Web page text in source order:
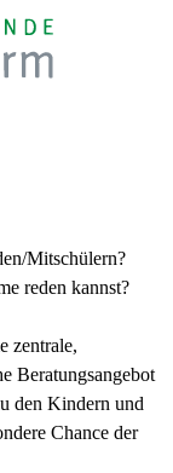
Mitschülern?
reden kannst?
zentrale,
Beratungsangebot
den Kindern und
Chance der